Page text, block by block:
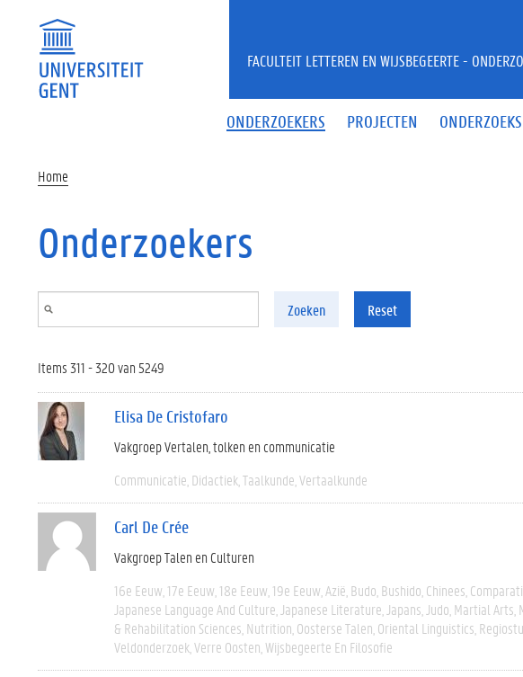
ONDERZOEKERS PROJECTEN
FACULTEIT LETTEREN EN WIJSBEGEERTE -
Home
Onderzoekers
Zoeken Reset
Items 311 - 320 van 5249
Elisa De Cristofaro
Vakgroep Vertalen, tolken en communicatie
Communicatie Didactiek Taalkunde Vertaalkunde
Carl De Crée
Vakgroep Talen en Culturen
16e Eeuw 17e Eeuw 18e Eeuw 19e Eeuw Azië Budo Bushido Chinees
Japanese Language And Culture Japanese Literature Japans Judo Martial Arts
& Rehabilitation Sciences Nutrition Oosterse Talen Oriental Linguistics
Veldonderzoek Verre Oosten Wijsbegeerte En Filosofie